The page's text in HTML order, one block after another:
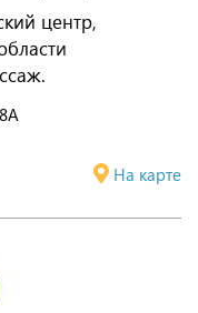
центр,
На карте